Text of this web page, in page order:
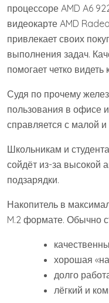
процессоре AMD A6
видеокарте AMD
привлекает своих
выполнения задач.
помогает четко видеть
Судя по прочему
пользования в офисе
справляется с малой
Школьникам и
сойдёт из-за высокой
подзарядки.
Накопитель в
M.2 формате. Обычно
хорошая
долго
лёгкий и